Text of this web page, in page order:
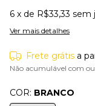
6 x de R$33,33 sem
Ver mais detalhes
Frete grátis a
Não acumulável com
COR: BRANCO